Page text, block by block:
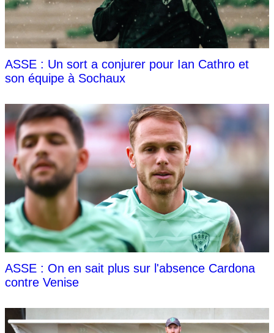
ASSE : Un sort a conjurer pour Ian Cathro et
son équipe à Sochaux
ASSE : On en sait plus sur l'absence Cardona
contre Venise